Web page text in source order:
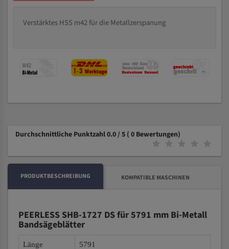
Verstärktes HSS m42 für die Metallzerspanung
Durchschnittliche Punktzahl 0.0 / 5 ( 0 Bewertungen)
PRODUKTBESCHREIBUNG KOMPATIBLE MASCHINEN
PEERLESS SHB-1727 DS für 5791 mm Bi-Metall
Bandsägeblätter
Länge 5791